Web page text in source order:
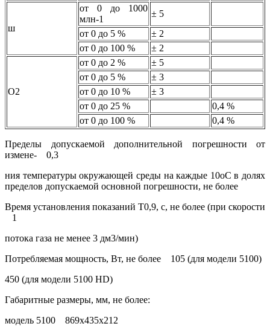
ш
от 0 до 1000
млн-1
± 5
от 0 до 5 %
± 2
от 0 до 100 %
± 2
O2
от 0 до 2 %
± 5
от 0 до 5 %
± 3
от 0 до 10 %
± 3
от 0 до 25 %
0,4 %
от 0 до 100 %
0,4 %
Пределы допускаемой дополнительной погрешности от
измене- 0,3
ния температуры окружающей среды на каждые 10оС в долях
пределов допускаемой основной погрешности, не более
Время установления показаний T0,9, с, не более (при скорости
1
потока газа не менее 3 дм3/мин)
Потребляемая мощность, Вт, не более 105 (для модели 5100)
450 (для модели 5100 HD)
Габаритные размеры, мм, не более:
модель 5100 869х435х212